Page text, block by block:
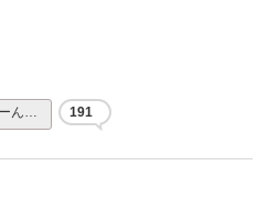
ん… 191